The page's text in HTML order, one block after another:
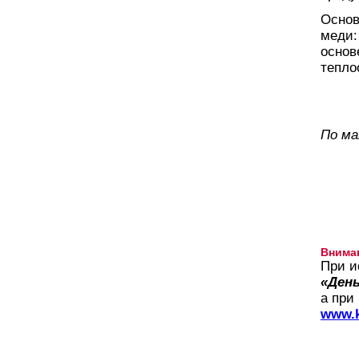
меди:
По
При
а при